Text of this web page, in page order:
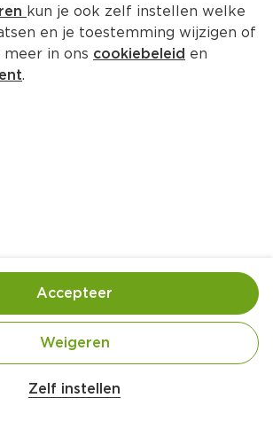
juni tot en met dinsdag 30 juni
PLUS voor unieke ballen. Lees
hoe je kunt meesparen. De
vind je verder onderaan deze
woensdag 3 juni t/m dinsdag 30
aan boodschappen ontvang je 1
je spaarkaart vol**
kun je ook zelf instellen welke
en je toestemming wijzigen of
in ons cookiebeleid en
.
Zelf instellen
Weigeren
Accepteer